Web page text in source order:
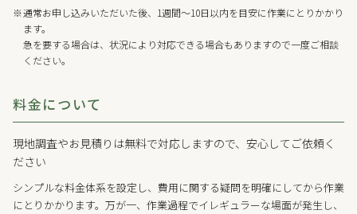
通常お申し込みいただいた後、1週間～10日以内を目安に作業にとりかかり
ます。
急を要する場合は、状況により対応できる場合もありますので一度ご相談
ください。
料金について
現地調査やお見積りは無料で対応しますので、安心してご依頼く
ださい
シンプルな料金体系を設定し、費用に関する疑問を明確にしてから作業
にとりかかります。万が一、作業過程でイレギュラーな場面が発生し、